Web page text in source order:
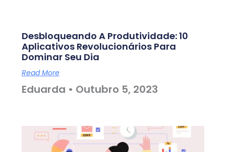
Desbloqueando A Produtividade: 10
Aplicativos Revolucionários Para
Dominar Seu Dia
Read More
Eduarda Outubro 5, 2023